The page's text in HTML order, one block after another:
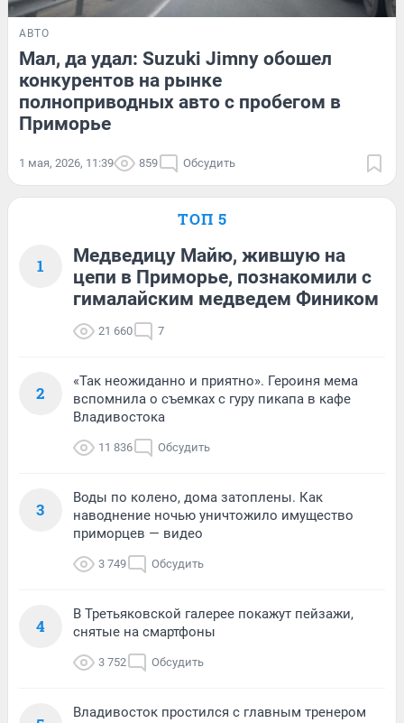
АВТО
Мал, да удал: Suzuki Jimny обошел
конкурентов на рынке
полноприводных авто с пробегом в
Приморье
1 мая, 2026, 11:39 859 Обсудить
ТОП 5
1
Медведицу Майю, жившую на
цепи в Приморье, познакомили с
гималайским медведем Фиником
21 660 7
2
«Так неожиданно и приятно». Героиня мема
вспомнила о съемках с гуру пикапа в кафе
Владивостока
11 836 Обсудить
3
Воды по колено, дома затоплены. Как
наводнение ночью уничтожило имущество
приморцев — видео
3 749 Обсудить
4
В Третьяковской галерее покажут пейзажи,
снятые на смартфоны
3 752 Обсудить
Владивосток простился с главным тренером